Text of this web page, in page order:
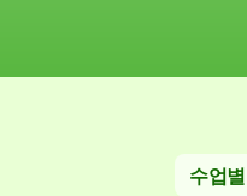
수업